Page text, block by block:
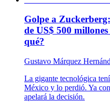
Golpe a
de US$ 500
qué?
Gustavo Márquez
La gigante tecnológica
México y lo perdió. Ya
apelará la decisión.